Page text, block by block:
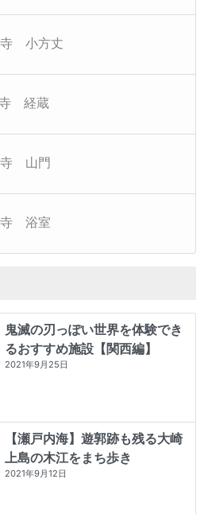
小方丈
経蔵
山門
浴室
鬼滅の刃っぽい世界を体験でき
るおすすめ施設【関西編】
2021年9月25日
【瀬戸内海】遊郭跡も残る大崎
上島の木江をまち歩き
2021年9月12日